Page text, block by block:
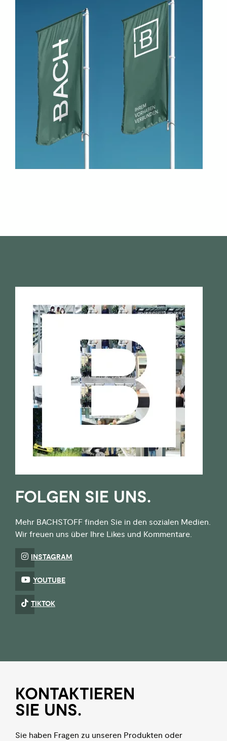
FOLGEN SIE UNS.
Mehr BACHSTOFF finden Sie in den sozialen Medien.
Wir freuen uns über Ihre Likes und Kommentare.
INSTAGRAM
YOUTUBE
TIKTOK
KON­TAKTIEREN
SIE UNS.
Sie haben Fragen zu unseren Produkten oder